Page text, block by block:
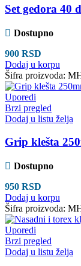
Set gedora 40
Dostupno
900 RSD
Dodaj u korpu
Šifra proizvoda:
Uporedi
Brzi pregled
Dodaj u listu želja
Grip klešta
Dostupno
950 RSD
Dodaj u korpu
Šifra proizvoda:
Uporedi
Brzi pregled
Dodaj u listu želja